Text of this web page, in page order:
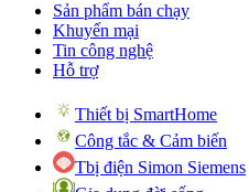
Sản phẩm bán chạy
Khuyến mại
Tin công nghệ
Hỗ trợ
Thiết bị SmartHome
Công tắc & Cảm biến
Tbị điện Simon Siemens